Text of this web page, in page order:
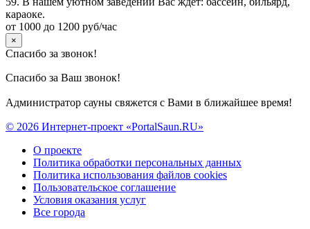
караоке.
от 1000 до 1200 руб/час
×
Спасибо за звонок!
Спасибо за Ваш звонок!
Администратор сауны свяжется с Вами в ближайшее время!
© 2026 Интернет-проект «PortalSaun.RU»
О проекте
Политика обработки персональных данных
Политика использования файлов cookies
Пользовательское соглашение
Условия оказания услуг
Все города